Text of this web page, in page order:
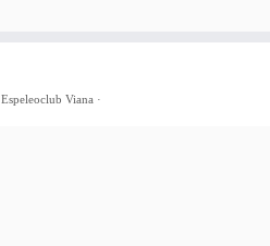
Espeleoclub Viana ·